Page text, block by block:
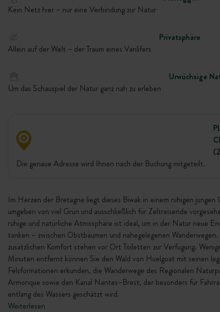
Kein Netz hier – nur eine Verbindung zur Natur
Privatsphäre
Allein auf der Welt – der Traum eines Vanlifers
Urwüchsige
Um das Schauspiel der Natur ganz nah zu erleben
Die genaue Adresse wird Ihnen nach der Buchung mitgeteilt.
Im Herzen der Bretagne liegt dieses Biwak in einem ruhigen
umgeben von viel Grün und ausschließlich für Zeltreisende
ruhige und natürliche Atmosphäre ist ideal, um in der Natur neue
tanken – zwischen Obstbäumen und nahegelegenen
zusätzlichen Komfort stehen vor Ort Toiletten zur Verfügung.
Minuten entfernt können Sie den Wald von Huelgoat mit seinen
Felsformationen erkunden, die Wanderwege des Regionalen
Armorique sowie den Kanal Nantes–Brest, der besonders für
entlang des Wassers geschätzt wird.
Weiterlesen